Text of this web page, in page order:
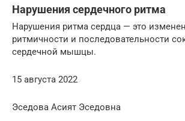
Нарушения сердечного ритма
Нарушения ритма сердца — это
ритмичности и последовательности
сердечной мышцы.
15 августа 2022
Эседова Асият Эседовна